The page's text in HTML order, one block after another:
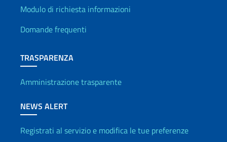
Info utili
Modulo di richiesta informazioni
Domande frequenti
TRASPARENZA
Amministrazione trasparente
NEWS ALERT
Registrati al servizio e modifica le tue preferenze